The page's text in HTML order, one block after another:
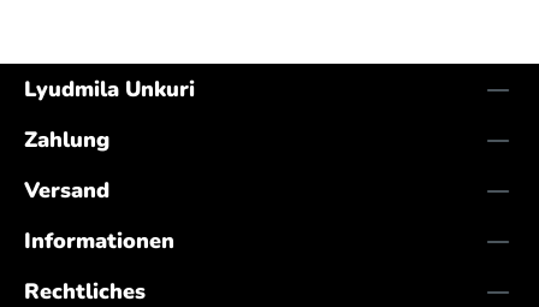
Lyudmila Unkuri
Zahlung
Versand
Informationen
Rechtliches